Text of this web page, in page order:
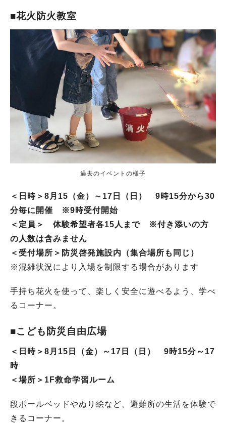
■花火防火教室
過去のイベントの様子
＜日時＞8月15（金）～17日（日） 9時15分から30
分毎に開催 ※9時受付開始
＜定員＞ 体験希望者各15人まで ※付き添いの方
の人数は含みません
＜受付場所＞防災啓発施設内（集合場所も同じ）
※混雑状況により入場を制限する場合があります
手持ち花火を使って、楽しく安全に遊べるよう、学べ
るコーナー。
■こども防災自由広場
＜日時＞ 8月15日（金）～17日（日） 9時15分～17
時
＜場所＞ 1F救命学習ルーム
段ボールベッドやぬり絵など、避難所の生活を体験で
きるコーナー。